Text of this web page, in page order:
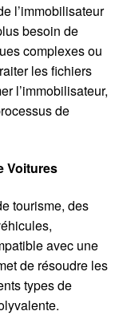
l’immobilisateur
besoin de
complexes ou
les fichiers
l’immobilisateur,
de
Voitures
tourisme, des
avec une
de résoudre les
types de